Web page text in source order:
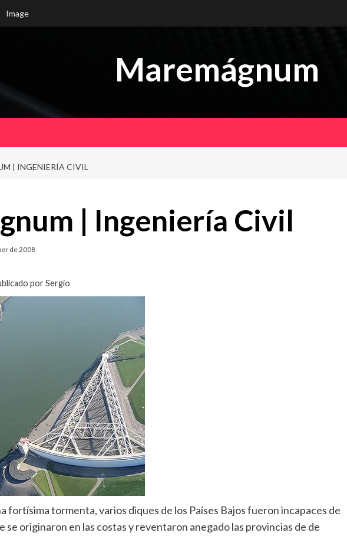
Image
Maremágnum
| INGENIERÍA CIVIL
| Ingeniería Civil
de 2008
por Sergio
fortísima tormenta, varios diques de los Países Bajos fueron incapaces de
se originaron en las costas y reventaron anegado las provincias de de